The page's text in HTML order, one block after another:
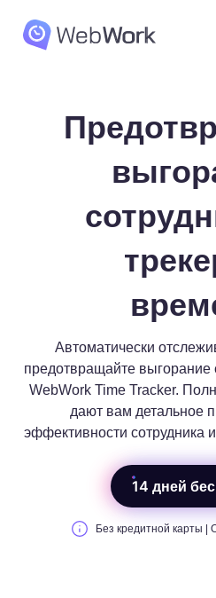
Автоматически
предотвращайте
WebWork Time Tracker.
дают вам детальное
эффективности сотрудника
14 дней
Без кредитной карты |